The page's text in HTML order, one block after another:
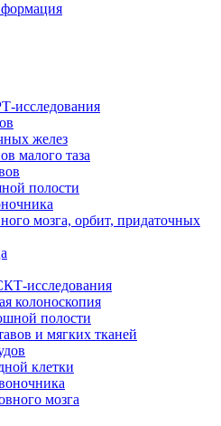
исследования
желез
малого таза
полости
мозга, орбит, придаточных
исследования
колоноскопия
полости
и мягких тканей
клетки
мозга